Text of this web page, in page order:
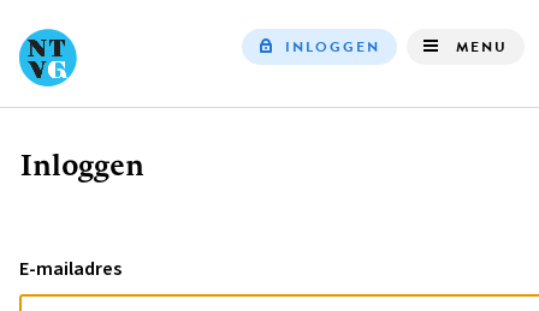
INLOGGEN MENU
Kruimelpad
Inloggen
E-mailadres